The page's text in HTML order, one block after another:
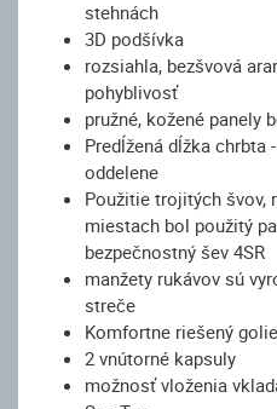
stehnách
3D podšívka
rozsiahla, bezšvová
pohyblivosť
pružné, kožené panely
Predĺžená dĺžka chrbta
oddelene
Použitie trojitých švov,
miestach bol použitý
bezpečnostný šev 4SR
manžety rukávov sú
streče
Komfortne riešený
2 vnútorné kapsuly
možnosť vloženia